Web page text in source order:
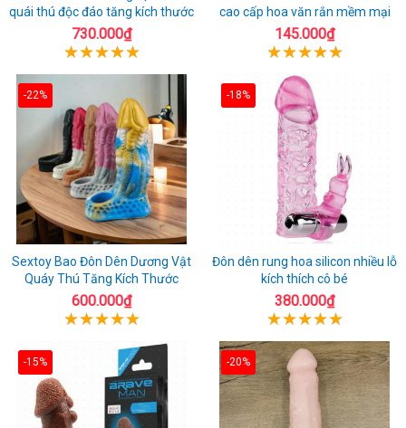
quái thú độc đáo tăng kích thước
730.000₫
cao cấp hoa văn rắn mềm mại
145.000₫
-22%
Sextoy Bao Đôn Dên Dương Vật
Quáy Thú Tăng Kích Thước
600.000₫
-18%
Đôn dên rung hoa silicon nhiều lỗ
kích thích cô bé
380.000₫
-15% -20%